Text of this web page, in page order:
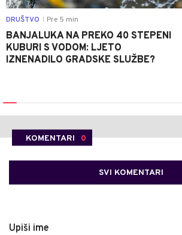
DRUŠTVO Pre 5 min
BANJALUKA NA PREKO 40 STEPENI
KUBURI S VODOM: LJETO
IZNENADILO GRADSKE SLUŽBE?
KOMENTARI 0
SVI KOMENTARI
Upiši ime